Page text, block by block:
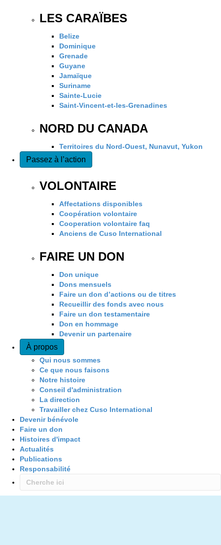
LES CARAÏBES
Belize
Dominique
Grenade
Guyane
Jamaïque
Suriname
Sainte-Lucie
Saint-Vincent-et-les-Grenadines
NORD DU CANADA
Territoires du Nord-Ouest, Nunavut, Yukon
Passez à l’action
VOLONTAIRE
Affectations disponibles
Coopération volontaire
Cooperation volontaire faq
Anciens de Cuso International
FAIRE UN DON
Don unique
Dons mensuels
Faire un don d’actions ou de titres
Recueillir des fonds avec nous
Faire un don testamentaire
Don en hommage
Devenir un partenaire
À propos
Qui nous sommes
Ce que nous faisons
Notre histoire
Conseil d'administration
La direction
Travailler chez Cuso International
Devenir bénévole
Faire un don
Histoires d'impact
Actualités
Publications
Responsabilité